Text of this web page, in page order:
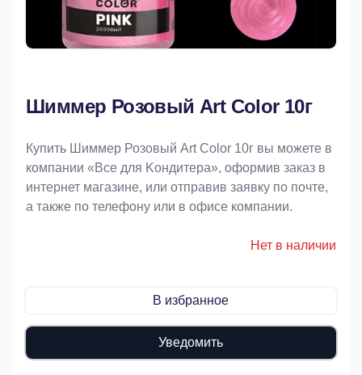
Шиммер Розовый Art Color 10г
Купить Шиммер Розовый Art Color 10г вы можете в
компании «Bce для Koндитeрa», оформив заказ в
интернет магазине, или отправив заявку по почте,
а также по телефону или в офисе компании.
Нет в наличии
В избранное
Уведомить